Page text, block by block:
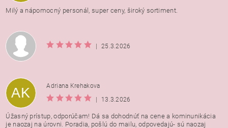
Milý a nápomocný personál, super ceny, široký sortiment.
| 25.3.2026
AK
Adriana Krehakova
|
13.3.2026
Úžasný prístup, odporúčam! Dá sa dohodnúť na cene a kominunikácia
je naozaj na úrovni. Poradia, pošlú do mailu, odpovedajú- sú naozaj